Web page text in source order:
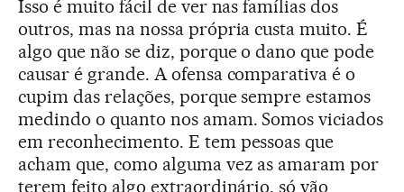
Isso é muito fácil de ver nas famílias dos
outros, mas na nossa própria custa muito. É
algo que não se diz, porque o dano que pode
causar é grande. A ofensa comparativa é o
cupim das relações, porque sempre estamos
medindo o quanto nos amam. Somos viciados
em reconhecimento. E tem pessoas que
acham que, como alguma vez as amaram por
terem feito algo extraordinário, só vão